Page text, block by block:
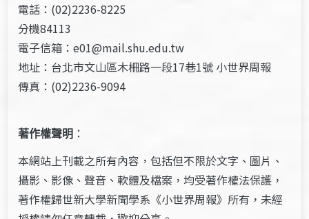
電話：(02)2236-8225
分機84113
電子信箱：e01@mail.shu.edu.tw
地址：台北市文山區木柵路一段17巷1號 小世界周報
傳真：(02)2236-9094
著作權聲明 ：
本網站上刊載之所有內容，包括但不限於文字、圖片、
攝影、影像、聲音、軟體及檔案，均受著作權法保護，
著作權歸世新大學新聞學系《小世界周報》所有，未經